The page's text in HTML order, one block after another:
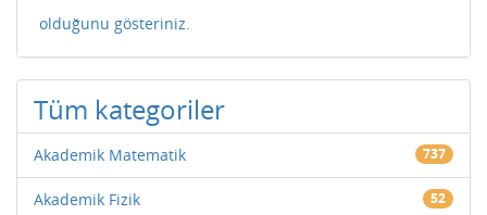
olduğunu gösteriniz.
Tüm kategoriler
Akademik Matematik 737
Akademik Fizik 52